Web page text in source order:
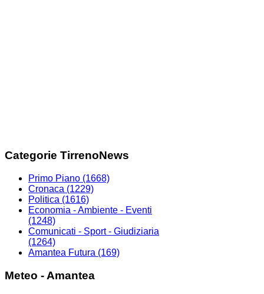
Categorie TirrenoNews
Primo Piano (1668)
Cronaca (1229)
Politica (1616)
Economia - Ambiente - Eventi
(1248)
Comunicati - Sport - Giudiziaria
(1264)
Amantea Futura (169)
Meteo - Amantea